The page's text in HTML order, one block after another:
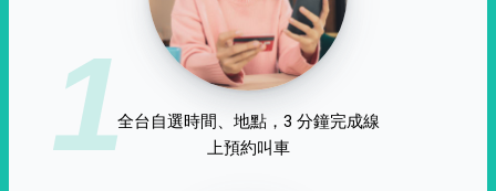
1全台自選時間、地點，3 分鐘完成線
上預約叫車